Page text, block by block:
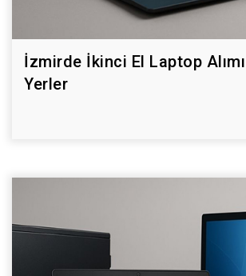
İzmirde İkinci El Laptop
Yerler